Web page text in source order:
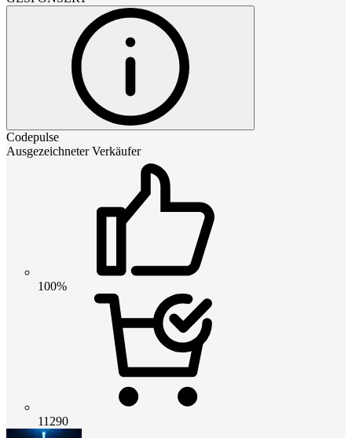
Codepulse
Ausgezeichneter Verkäufer
100%
11290